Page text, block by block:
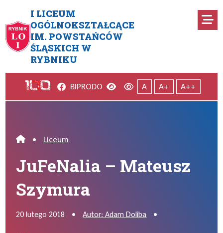
I LICEUM
OGÓLNOKSZTAŁCĄCE
IM. POWSTAŃCÓW
ŚLĄSKICH W
RYBNIKU
JuFeNalia – Mateusz
Facebook
BIPRODO Wersja kontrastowa
Wersja domyślna
A A+ A++
Home
• Liceum
JuFeNalia – Mateusz
Szymura
20 lutego 2018 • Autor: Adam Doliba •